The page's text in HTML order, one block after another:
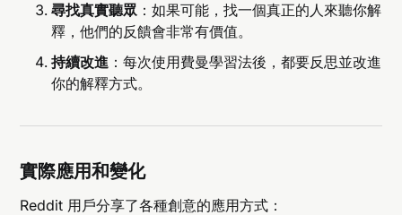
尋找真實聽眾 ：如果可能，找一個真正的人來聽你解
釋，他們的反饋會非常有價值。
持續改進 ：每次使用費曼學習法後，都要反思並改進
你的解釋方式。
實際應用和變化
Reddit 用戶分享了各種創意的應用方式：